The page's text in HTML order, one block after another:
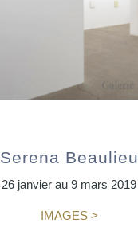
Serena Beaulieu
26 janvier au 9 mars 2019
IMAGES >